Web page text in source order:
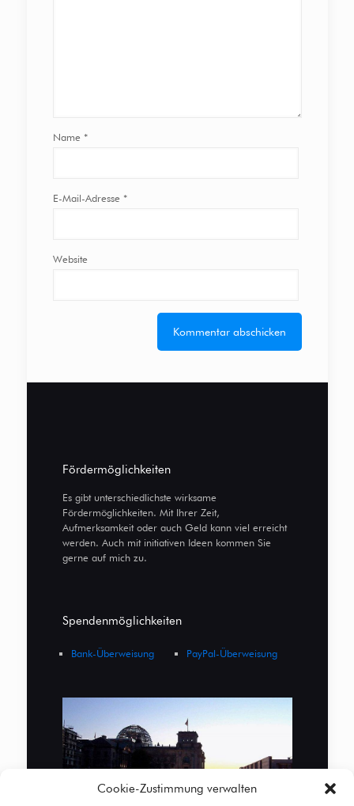
Cookie-Zustimmung verwalten
Name *
E-Mail-Adresse *
Website
Fördermöglichkeiten
Es gibt unterschiedlichste wirksame
Fördermöglichkeiten. Mit Ihrer Zeit,
Aufmerksamkeit oder auch Geld kann viel erreicht
werden. Auch mit initiativen Ideen kommen Sie
gerne auf mich zu.
Spendenmöglichkeiten
Bank-Überweisung PayPal-Überweisung